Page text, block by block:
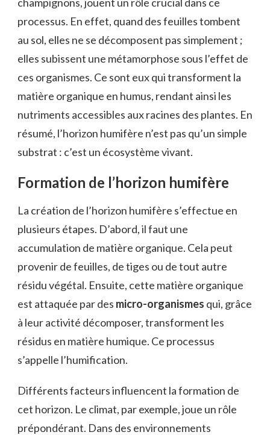
processus. En effet, quand des feuilles tombent
au sol, elles ne se décomposent pas simplement ;
elles subissent une métamorphose sous l’effet de
ces organismes. Ce sont eux qui transforment la
matière organique en humus, rendant ainsi les
nutriments accessibles aux racines des plantes. En
résumé, l’horizon humifère n’est pas qu’un simple
substrat : c’est un écosystème vivant.
Formation de l’horizon humifère
La création de l’horizon humifère s’effectue en
plusieurs étapes. D’abord, il faut une
accumulation de matière organique. Cela peut
provenir de feuilles, de tiges ou de tout autre
résidu végétal. Ensuite, cette matière organique
est attaquée par des micro-organismes qui, grâce
à leur activité décomposer, transforment les
résidus en matière humique. Ce processus
s’appelle l’humification.
Différents facteurs influencent la formation de
cet horizon. Le climat, par exemple, joue un rôle
prépondérant. Dans des environnements